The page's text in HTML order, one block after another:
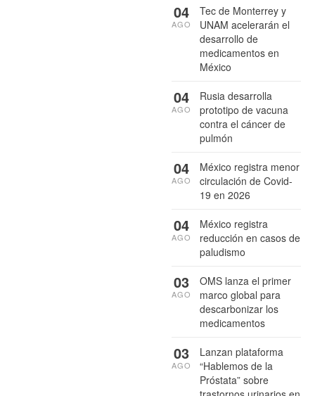
Tec de Monterrey y
UNAM acelerarán el
desarrollo de
medicamentos en
México
04
AGO
Rusia desarrolla
prototipo de vacuna
contra el cáncer de
pulmón
04
AGO
México registra menor
circulación de Covid-
19 en 2026
04
AGO
México registra
reducción en casos de
paludismo
04
AGO
OMS lanza el primer
marco global para
descarbonizar los
medicamentos
03
AGO
Lanzan plataforma
“Hablemos de la
Próstata” sobre
03
AGO